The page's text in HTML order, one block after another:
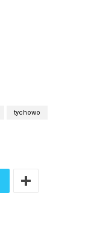
tychowo